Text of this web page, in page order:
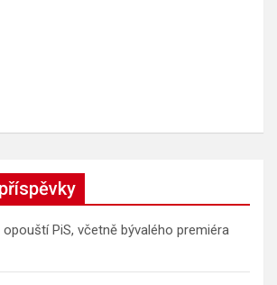
PiS, včetně bývalého premiéra